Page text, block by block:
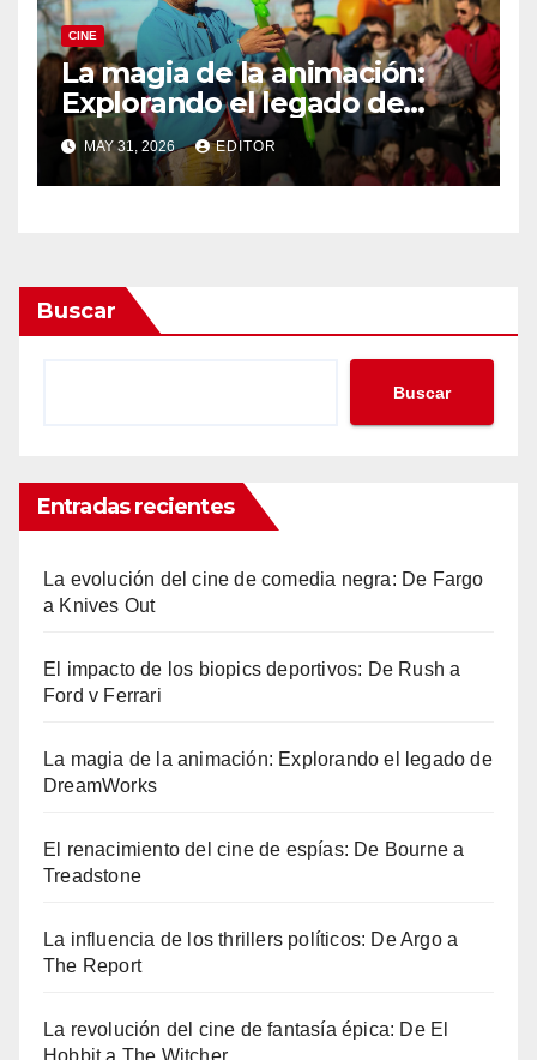
CINE
La magia de la animación:
Explorando el legado de
DreamWorks
MAY 31, 2026 EDITOR
Buscar
Buscar
Entradas recientes
La evolución del cine de comedia negra: De Fargo
a Knives Out
El impacto de los biopics deportivos: De Rush a
Ford v Ferrari
La magia de la animación: Explorando el legado de
DreamWorks
El renacimiento del cine de espías: De Bourne a
Treadstone
La influencia de los thrillers políticos: De Argo a
The Report
La revolución del cine de fantasía épica: De El
Hobbit a The Witcher